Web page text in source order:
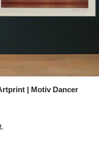
| Motiv Dancer